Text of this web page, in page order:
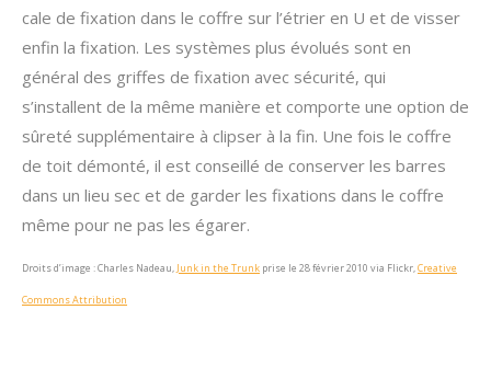
cale de fixation dans le coffre sur l’étrier en U et de visser
enfin la fixation. Les systèmes plus évolués sont en
général des griffes de fixation avec sécurité, qui
s’installent de la même manière et comporte une option de
sûreté supplémentaire à clipser à la fin. Une fois le coffre
de toit démonté, il est conseillé de conserver les barres
dans un lieu sec et de garder les fixations dans le coffre
même pour ne pas les égarer.
Droits d’image : Charles Nadeau, Junk in the Trunk prise le 28 février 2010 via Flickr, Creative
Commons Attribution